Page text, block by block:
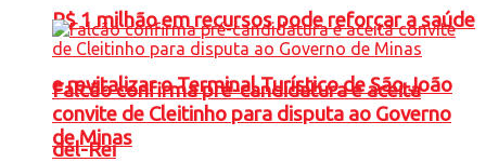
R$ 1 milhão em recursos pode reforçar a saúde
e revitalizar o Terminal Turístico de São João
del-Rei
Falcão confirma pré-candidatura e aceita
convite de Cleitinho para disputa ao Governo
de Minas